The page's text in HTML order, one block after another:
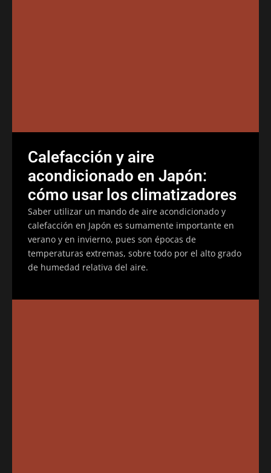
Calefacción y aire
acondicionado en Japón:
cómo usar los climatizadores
Saber utilizar un mando de aire acondicionado y
calefacción en Japón es sumamente importante en
verano y en invierno, pues son épocas de
temperaturas extremas, sobre todo por el alto grado
de humedad relativa del aire.